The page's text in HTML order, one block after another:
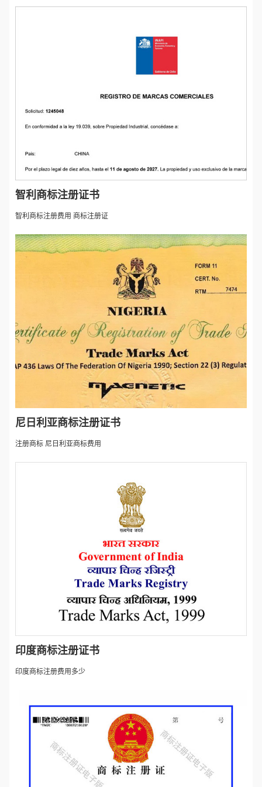
智利商标注册证书
智利商标注册费用 商标注册证
尼日利亚商标注册证书
注册商标 尼日利亚商标费用
印度商标注册证书
印度商标注册费用多少